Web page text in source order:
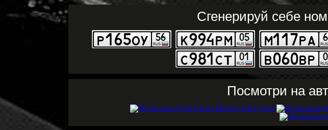
Сгенерируй себе
Посмотри на